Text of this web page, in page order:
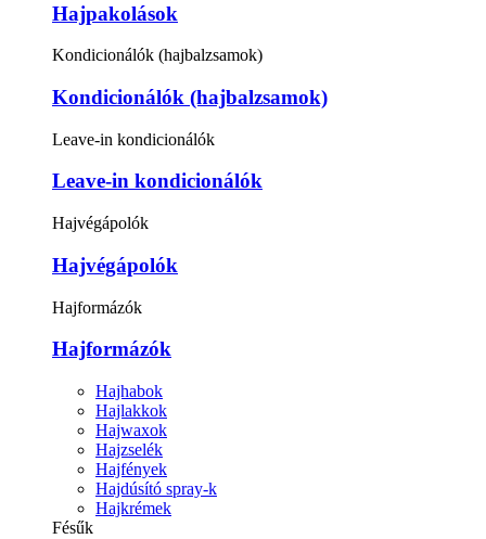
Hajpakolások
Kondicionálók (hajbalzsamok)
Kondicionálók (hajbalzsamok)
Leave-in kondicionálók
Leave-in kondicionálók
Hajvégápolók
Hajvégápolók
Hajformázók
Hajformázók
Hajhabok
Hajlakkok
Hajwaxok
Hajzselék
Hajfények
Hajdúsító spray-k
Hajkrémek
Fésűk